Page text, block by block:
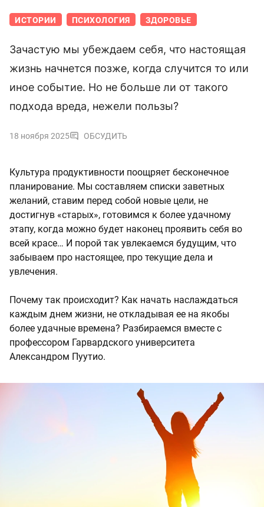
ИСТОРИИ ПСИХОЛОГИЯ ЗДОРОВЬЕ
Зачастую мы убеждаем себя, что настоящая
жизнь начнется позже, когда случится то или
иное событие. Но не больше ли от такого
подхода вреда, нежели пользы?
18 ноября 2025 ОБСУДИТЬ
Культура продуктивности поощряет бесконечное
планирование. Мы составляем списки заветных
желаний, ставим перед собой новые цели, не
достигнув «старых», готовимся к более удачному
этапу, когда можно будет наконец проявить себя во
всей красе… И порой так увлекаемся будущим, что
забываем про настоящее, про текущие дела и
увлечения.
Почему так происходит? Как начать наслаждаться
каждым днем жизни, не откладывая ее на якобы
более удачные времена? Разбираемся вместе с
профессором Гарвардского университета
Александром Пуутио.